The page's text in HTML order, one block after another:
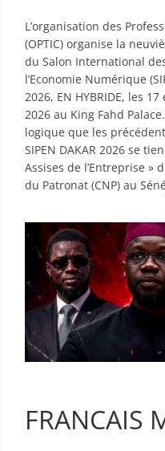
L’organisation des
(OPTIC) organise la
du Salon International
l’Economie Numérique
2026, EN HYBRIDE, les
2026 au King Fahd
logique que les
SIPEN DAKAR 2026 se
Assises de l’Entreprise »
du Patronat (CNP) au
FRANCAIS